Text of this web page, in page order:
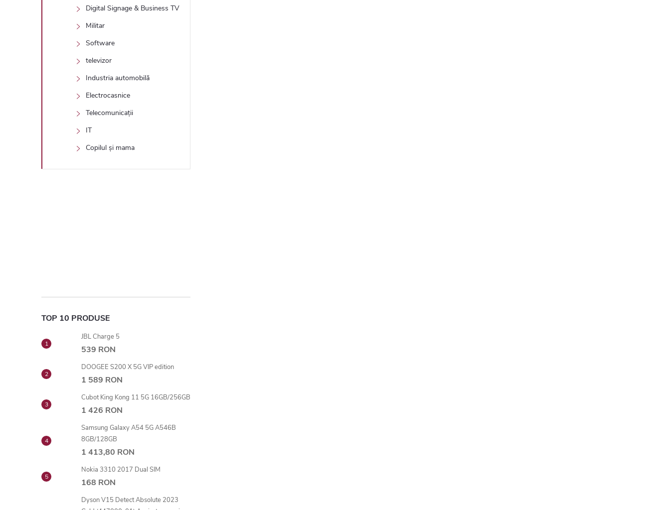
Digital Signage & Business TV
Militar
Software
televizor
Industria automobilă
Electrocasnice
Telecomunicații
IT
Copilul și mama
TOP 10 PRODUSE
JBL Charge 5
539 RON
DOOGEE S200 X 5G VIP edition
1 589 RON
Cubot King Kong 11 5G 16GB/256GB
1 426 RON
Samsung Galaxy A54 5G A546B
8GB/128GB
1 413,80 RON
Nokia 3310 2017 Dual SIM
168 RON
Dyson V15 Detect Absolute 2023